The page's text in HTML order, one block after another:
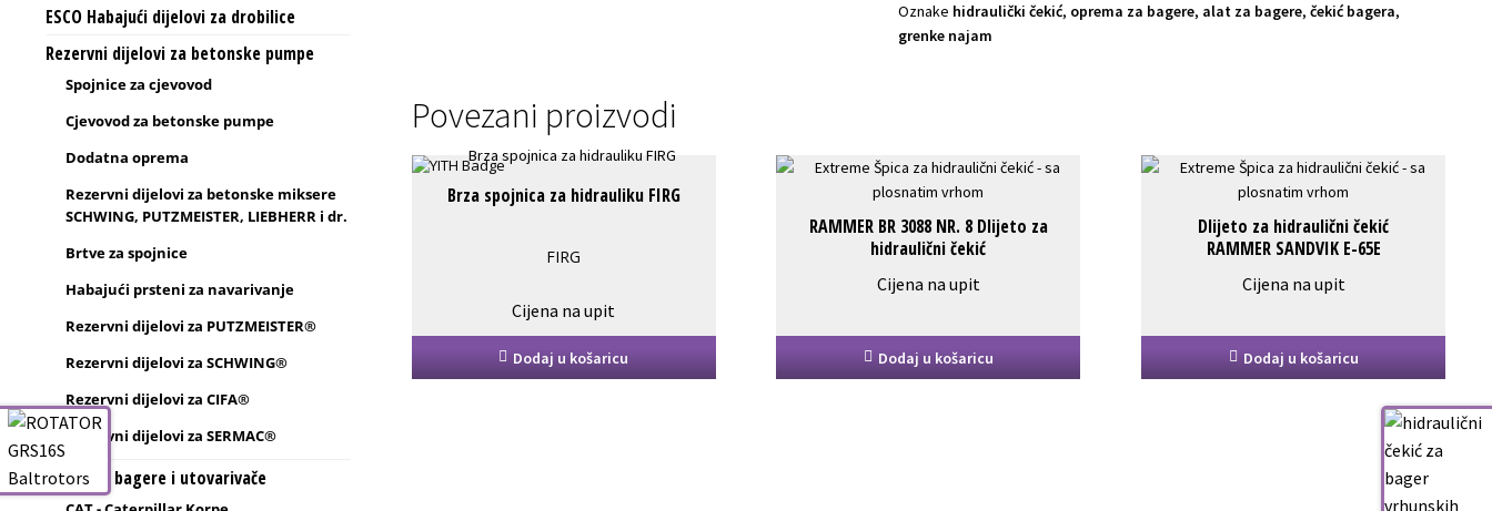
Oznake hidraulički čekić, oprema za bagere, alat za bagere, čekić bagera,
grenke najam
Povezani proizvodi
Brza spojnica za hidrauliku FIRG
FIRG
Cijena na upit
Dodaj u košaricu
RAMMER BR 3088 NR. 8 Dlijeto za
hidraulični čekić
Cijena na upit
Dodaj u košaricu
Dlijeto za hidraulični čekić
RAMMER SANDVIK E-65E
Cijena na upit
Dodaj u košaricu
ESCO Habajući dijelovi za drobilice
Rezervni dijelovi za betonske pumpe
Spojnice za cjevovod
Cjevovod za betonske pumpe
Dodatna oprema
Rezervni dijelovi za betonske miksere
SCHWING, PUTZMEISTER, LIEBHERR i dr.
Brtve za spojnice
Habajući prsteni za navarivanje
Rezervni dijelovi za PUTZMEISTER®
Rezervni dijelovi za SCHWING®
Rezervni dijelovi za CIFA®
Rezervni dijelovi za SERMAC®
Korpe za bagere i utovarivače